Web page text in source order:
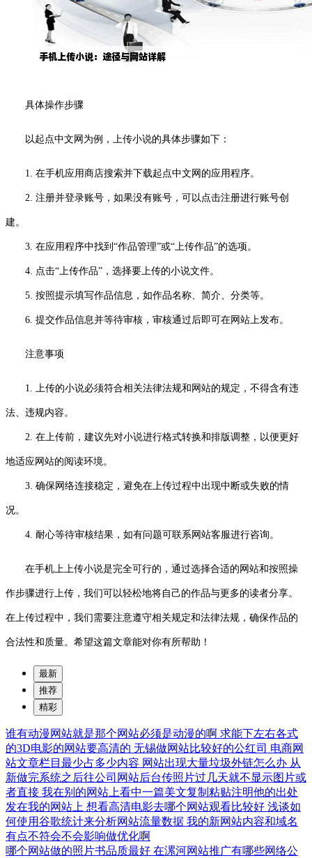
具体操作步骤
以起点中文网为例，上传小说的具体步骤如下：
1. 在手机应用商店搜索并下载起点中文网的应用程序。
2. 注册并登录账号，如果没有账号，可以点击注册进行账号创
建。
3. 在应用程序中找到“作品管理”或“上传作品”的选项。
4. 点击“上传作品”，选择要上传的小说文件。
5. 按照提示填写作品信息，如作品名称、简介、分类等。
6. 提交作品信息并等待审核，审核通过后即可在网站上发布。
注意事项
1. 上传的小说必须符合相关法律法规和网站的规定，不得含有违
法、违规内容。
2. 在上传前，建议先对小说进行格式转换和排版调整，以便更好
地适应网站的阅读环境。
3. 确保网络连接稳定，避免在上传过程中出现中断或失败的情
况。
4. 耐心等待审核结果，如有问题可联系网站客服进行咨询。
在手机上上传小说是完全可行的，通过选择合适的网站和按照操
作步骤进行上传，我们可以轻松地将自己的作品与更多的读者分享。
在上传过程中，我们需要注意遵守相关规定和法律法规，确保作品的
合法性和质量。希望这篇文章能对你有所帮助！
最新
推荐
精彩
谁有动漫网站就是那个网站必须是动漫的啊 求能下左右各式
的3D电影的网站要高清的 无锡做网站比较好的公红司 电商网
站文章栏目最少占多少内容 网站出现大量垃圾外链怎么办 从
新做完系统之后往公司网站后台传照片过几天就不显示图片或
者直接 我在别的网站上看中一篇美文复制粘贴注明他的出处
发在我的网站上 想看高清电影去哪个网站观看比较好 浅谈如
何使用谷歌统计来分析网站流量数据 我的新网站内容和域名
有点不符会不会影响做优化啊
哪个网站做的照片书品质最好 在漯河网站推广有哪些网络公